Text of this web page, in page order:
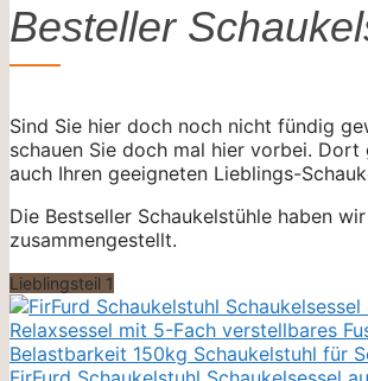
Besteller
Sind Sie hier doch noch nicht fündig
schauen Sie doch mal hier vorbei. Dort
auch Ihren geeigneten Lieblings-
Die Bestseller Schaukelstühle haben
zusammengestellt.
Lieblingsteil 1